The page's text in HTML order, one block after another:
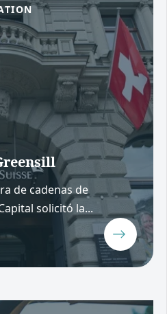
de cadenas de
solicitó la...